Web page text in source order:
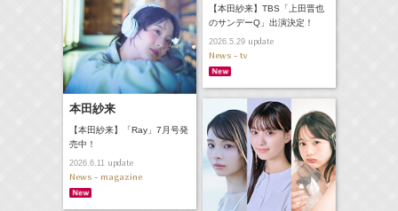
本田紗来
【本田紗来】「Ray」7月号発
売中！
2026.6.11update
News - magazine
【本田紗来】TBS「上田晋也
のサンデーQ」出演決定！
2026.5.29update
News - tv